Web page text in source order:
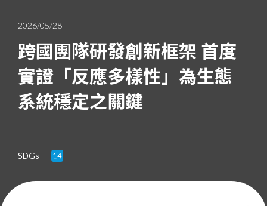
2026/05/28
跨國團隊研發創新框架 首度
實證「反應多樣性」為生態
系統穩定之關鍵
SDGs